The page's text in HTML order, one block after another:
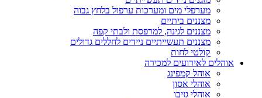
מערפלי מים ומערכות ערפול בלחץ גבוה
מצננים ביתיים
מצננים לגינה, למרפסת ולבתי קפה
מצננים תעשייתיים ניידים לחללים גדולים
קולטי לחות
אוהלים לאירועים למכירה
אוהל קמפינג
אוהלי אסון
אוהלי גזיבו